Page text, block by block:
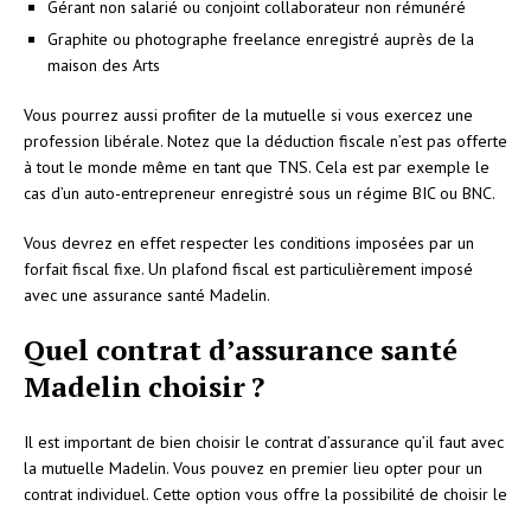
Gérant non salarié ou conjoint collaborateur non rémunéré
Graphite ou photographe freelance enregistré auprès de la
maison des Arts
Vous pourrez aussi profiter de la mutuelle si vous exercez une
profession libérale. Notez que la déduction fiscale n’est pas offerte
à tout le monde même en tant que TNS. Cela est par exemple le
cas d’un auto-entrepreneur enregistré sous un régime BIC ou BNC.
Vous devrez en effet respecter les conditions imposées par un
forfait fiscal fixe. Un plafond fiscal est particulièrement imposé
avec une assurance santé Madelin.
Quel contrat d’assurance santé
Madelin choisir ?
Il est important de bien choisir le contrat d’assurance qu’il faut avec
la mutuelle Madelin. Vous pouvez en premier lieu opter pour un
contrat individuel. Cette option vous offre la possibilité de choisir le